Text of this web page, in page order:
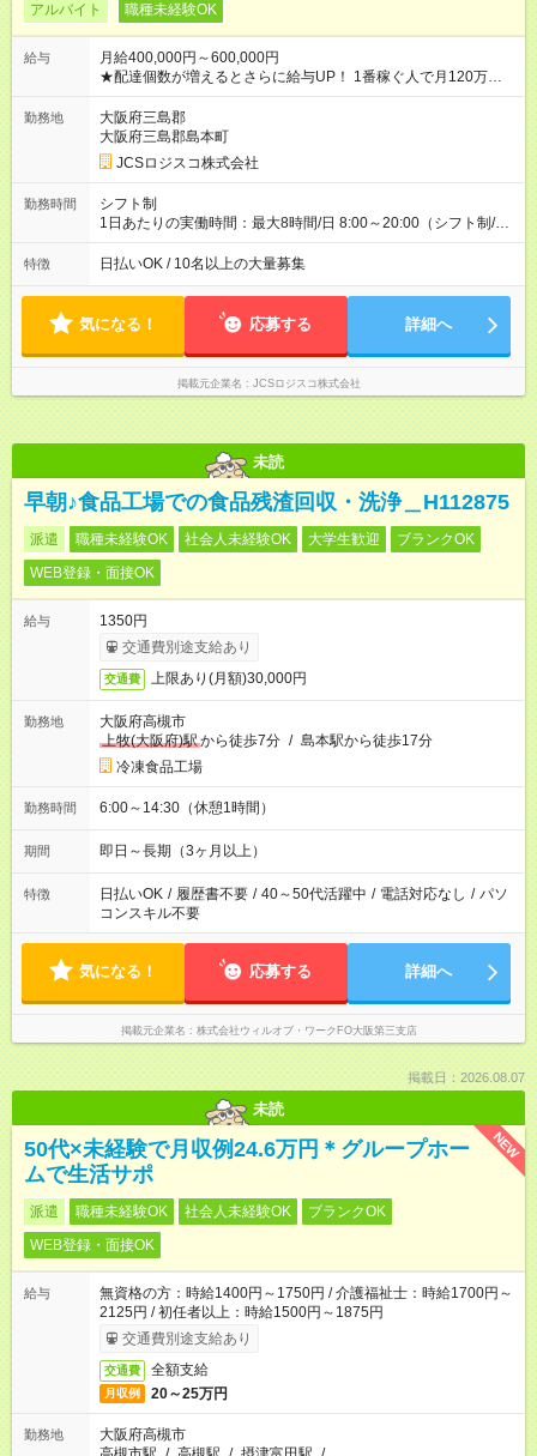
アルバイト 職種未経験OK
給与
月給400,000円～600,000円
★配達個数が増えるとさらに給与UP！ 1番稼ぐ人で月120万ほ
ど！ ・主要都市エリア 月収55万円／週5日稼働 月収65万~112
万円／週6日稼働 ・地方郊外エリア 月収40万円／週5日稼働 月
収40万円~50万円／週6日稼働 ＜モデルイメージ＞ ■月収50万
円 (27歳男性/江東区在住)※元建築関係 1日150個配達×25日勤務
(日休み) ■月収80万円(43歳男性/墨田区在住)※元営業 1日200個
勤務地
大阪府三島郡
大阪府三島郡島本町
JCSロジスコ株式会社
勤務時間
シフト制
1日あたりの実働時間：最大8時間/日 8:00～20:00（シフト制/実
働8時間） ※週5日勤務（場所次第では週4も有り） ※配達状況に
よって時間外での勤務可能性有り ※案件により多少の前後あり
特徴 日払いOK / 10名以上の大量募集
気になる！ 応募する 詳細へ
掲載元企業名 JCSロジスコ株式会社
未読
早朝♪食品工場での食品残渣回収・洗浄＿H112875
派遣 職種未経験OK 社会人未経験OK 大学生歓迎
ブランクOK
WEB登録・面接OK
給与
1350円
交通費別途支給あり
交通費 上限あり(月額)30,000円
勤務地
大阪府高槻市
上牧(大阪府)駅から徒歩7分 / 島本駅から徒歩17分
冷凍食品工場
勤務時間 6:00～14:30（休憩1時間）
期間 即日～長期（3ヶ月以上）
特徴 日払いOK / 履歴書不要 / 40～50代活躍中 / 電話対応なし / パソ
コンスキル不要
気になる！ 応募する 詳細へ
掲載元企業名 株式会社ウィルオブ・ワークFO大阪第三支店
掲載日：2026.08.07
未読
NEW
50代×未経験で月収例24.6万円＊グループホー
ムで生活サポ
派遣 職種未経験OK 社会人未経験OK
ブランクOK
WEB登録・面接OK
給与
無資格の方：時給1400円～1750円 / 介護福祉士：時給1700円～
2125円 / 初任者以上：時給1500円～1875円
交通費別途支給あり
交通費 全額支給
月収例 20～25万円
勤務地
大阪府高槻市